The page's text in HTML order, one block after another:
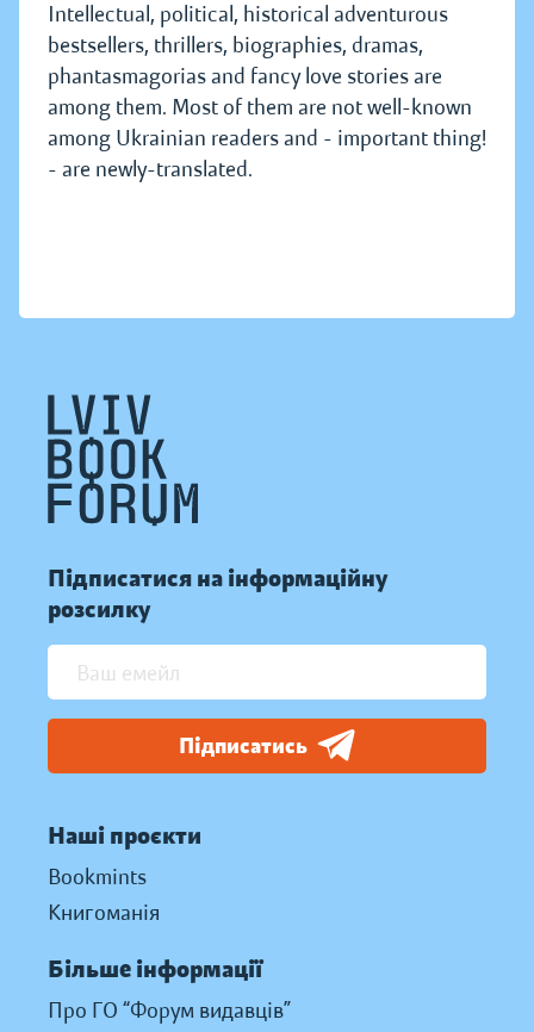
Intellectual, political, historical adventurous
bestsellers, thrillers, biographies, dramas,
phantasmagorias and fancy love stories are
among them. Most of them are not well-known
among Ukrainian readers and - important thing!
- are newly-translated.
Підписатися на інформаційну
розсилку
Підписатись
Наші проєкти
Bookmints
Книгоманія
Більше інформації
Про ГО “Форум видавців”